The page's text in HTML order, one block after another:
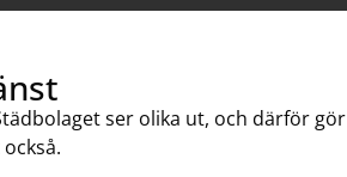
ser olika ut, och därför gör